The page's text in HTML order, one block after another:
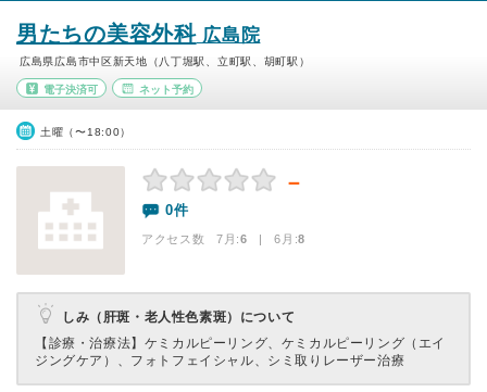
男たちの美容外科広島院
広島県広島市中区新天地（八丁堀駅、立町駅、胡町駅）
電子決済可 ネット予約
土曜（〜18:00）
－
0件
アクセス数 7月:6 | 6月:8
しみ（肝斑・老人性色素斑）について
【診療・治療法】 ケミカルピーリング、ケミカルピーリング（エイ
ジングケア）、フォトフェイシャル、シミ取りレーザー治療